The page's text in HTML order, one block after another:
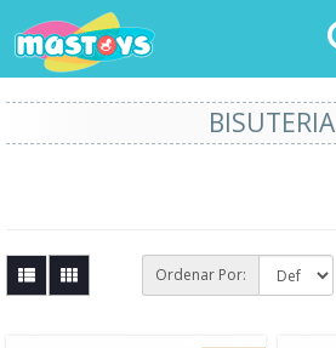
BISUTERIA
Ordenar Por: